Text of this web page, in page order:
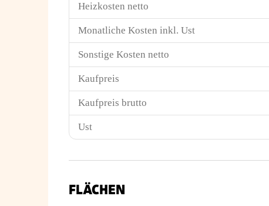
Heizkosten netto
Monatliche Kosten inkl. Ust
Sonstige Kosten netto
Kaufpreis
Kaufpreis brutto
Ust
FLÄCHEN